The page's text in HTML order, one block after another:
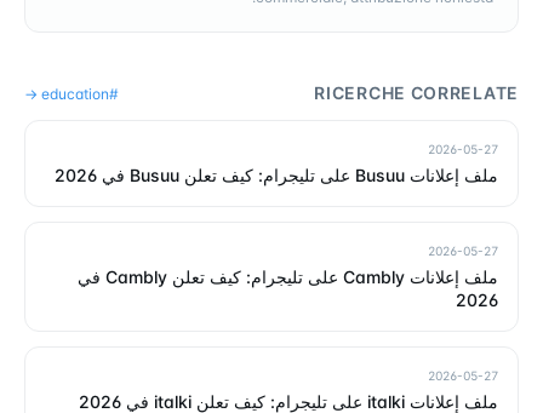
RICERCHE CORRELATE
#
education
→
2026-05-27
ملف إعلانات Busuu على تليجرام: كيف تعلن Busuu في 2026
2026-05-27
ملف إعلانات Cambly على تليجرام: كيف تعلن Cambly في
2026
2026-05-27
ملف إعلانات italki على تليجرام: كيف تعلن italki في 2026